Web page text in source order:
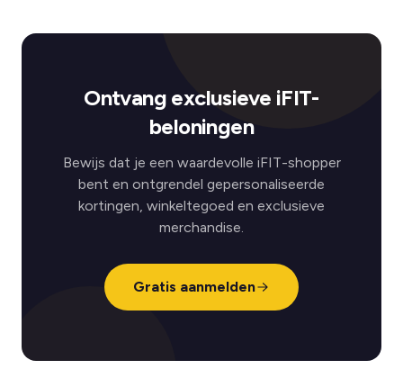
Ontvang exclusieve iFIT-
beloningen
Bewijs dat je een waardevolle iFIT-shopper
bent en ontgrendel gepersonaliseerde
kortingen, winkeltegoed en exclusieve
merchandise.
Gratis aanmelden